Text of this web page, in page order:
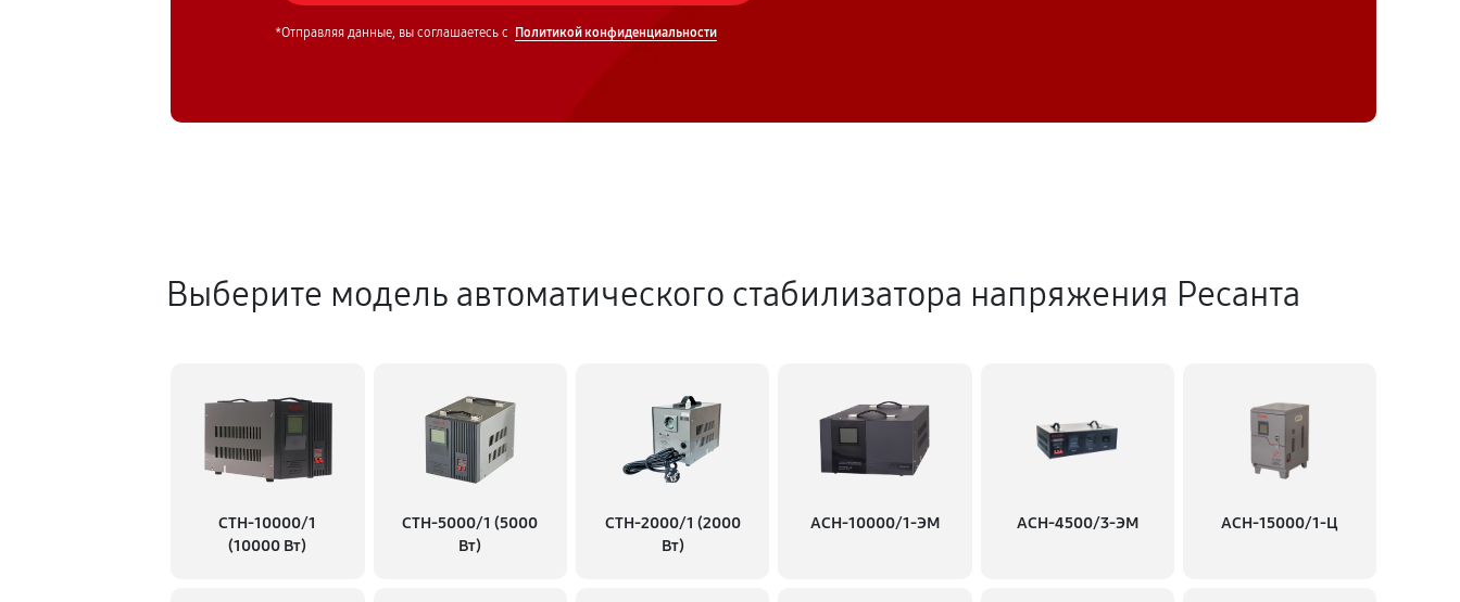
*Отправляя данные, вы соглашаетесь с Политикой конфиденциальности
Выберите модель автоматического стабилизатора напряжения Ресанта
СТН-10000/1
(10000 Вт)
СТН-5000/1 (5000
Вт)
СТН-2000/1 (2000
Вт)
АСН-10000/1-ЭМ АСН-4500/3-ЭМ АСН-15000/1-Ц